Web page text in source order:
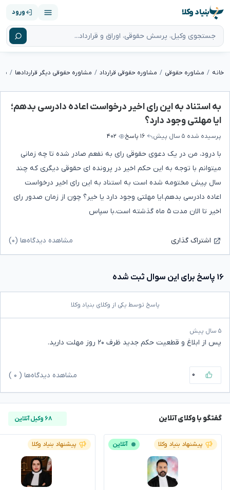
بنیاد وکلا ورود
خانه مشاوره حقوقی مشاوره حقوقی قرارداد مشاوره حقوقی دیگر قراردادها
به استناد به این رای اخیر درخواست اعاده دادرسی بدهم؛
ایا مهلتی وجود دارد؟
پرسیده شده ۵ سال پیش ۱۶ پاسخ ۴۰۲
با درود، من در یک دعوی حقوقی رای به نفعم صادر شده تا چه زمانی
میتوانم با توجه به این حکم اخیر در پرونده ای حقوقی دیگری که چند
سال پیش مختومه شده است به استناد به این رای اخیر درخواست
اعاده دادرسی بدهم.ایا مهلتی وجود دارد یا خیر؟ چون از زمان صدور رای
اخیر تا الان مدت ۵ ماه گذشته است.با سپاس
اشتراک گذاری مشاهده دیدگاه‌ها (۰)
۱۶ پاسخ برای این سوال ثبت شده
پاسخ توسط یکی از وکلای بنیاد وکلا
۵ سال پیش
پس از ابلاغ و قطعیت حکم جدید ظرف ۲۰ روز مهلت دارید.
۰ مشاهده دیدگاه‌ها ( ۰
گفتگو با وکلای آنلاین ۶۸ وکیل آنلاین
پیشنهاد بنیاد وکلا آنلاین پیشنهاد بنیاد وکلا